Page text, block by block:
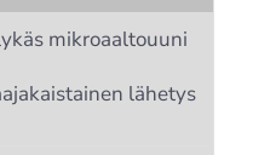
mikroaaltouuni
lähetys